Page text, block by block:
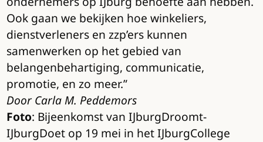
Ook gaan we bekijken hoe winkeliers,
dienstverleners en zzp’ers kunnen
samenwerken op het gebied van
belangenbehartiging, communicatie,
promotie, en zo meer.”
Door Carla M. Peddemors
Foto: Bijeenkomst van IJburgDroomt-
IJburgDoet op 19 mei in het IJburgCollege